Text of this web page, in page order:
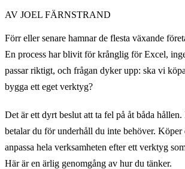
AV JOEL FÄRNSTRAND
Förr eller senare hamnar de flesta växande
En process har blivit för krånglig för Excel,
passar riktigt, och frågan dyker upp: ska vi
bygga ett eget verktyg?
Det är ett dyrt beslut att ta fel på åt båda
betalar du för underhåll du inte behöver. Köper
anpassa hela verksamheten efter ett verktyg
Här är en ärlig genomgång av hur du tänker.